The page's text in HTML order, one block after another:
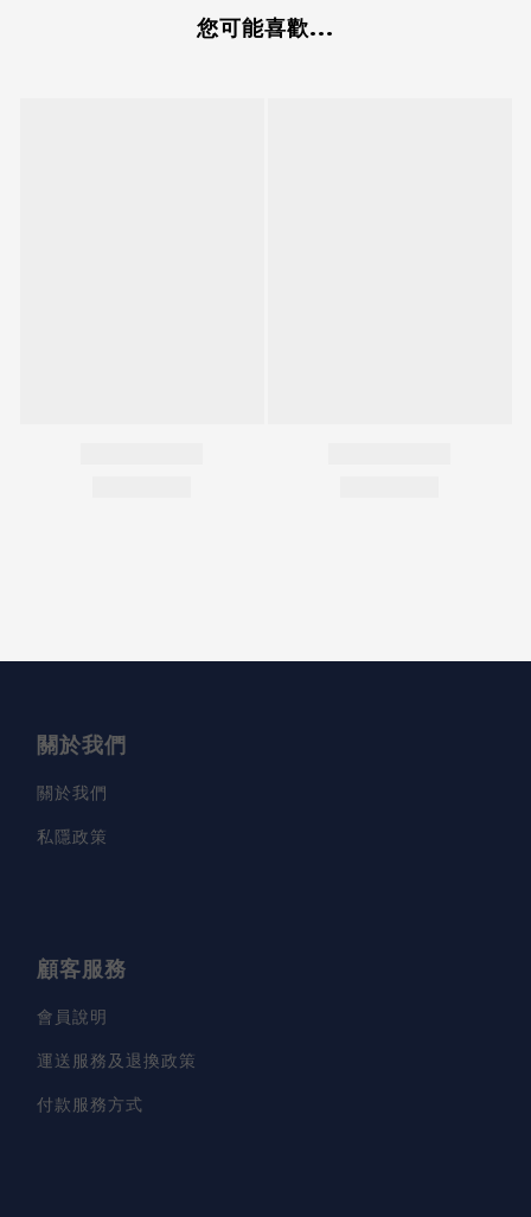
您可能喜歡...
關於我們
關於我們
私隱政策
顧客服務
會員說明
運送服務及退換政策
付款服務方式